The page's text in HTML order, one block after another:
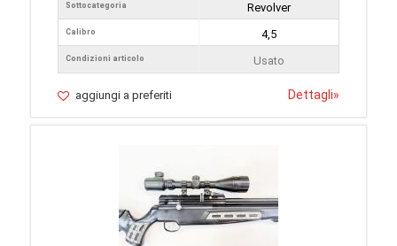
Sottocategoria
Calibro
Condizioni articolo
Revolver
4,5
Usato
aggiungi a preferiti Dettagli»